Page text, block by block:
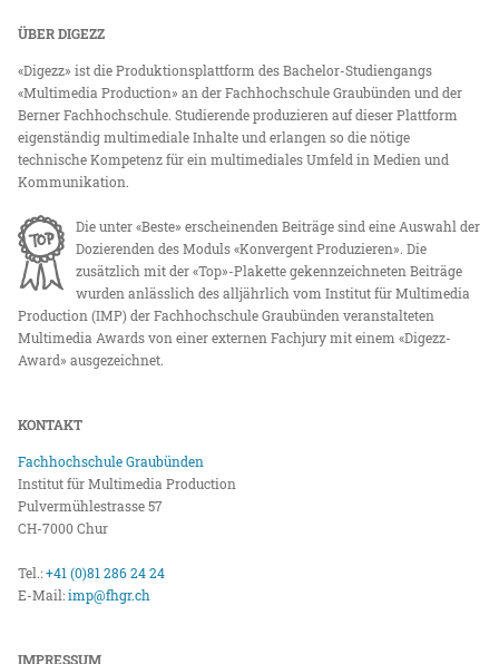
ÜBER DIGEZZ
«Digezz» ist die Produktionsplattform des Bachelor-Studiengangs
«Multimedia Production» an der Fachhochschule Graubünden und der
Berner Fachhochschule. Studierende produzieren auf dieser Plattform
eigenständig multimediale Inhalte und erlangen so die nötige
technische Kompetenz für ein multimediales Umfeld in Medien und
Kommunikation.
Die unter «Beste» erscheinenden Beiträge sind eine Auswahl der
Dozierenden des Moduls «Konvergent Produzieren». Die
zusätzlich mit der «Top»-Plakette gekennzeichneten Beiträge
wurden anlässlich des alljährlich vom Institut für Multimedia
Production (IMP) der Fachhochschule Graubünden veranstalteten
Multimedia Awards von einer externen Fachjury mit einem «Digezz-
Award» ausgezeichnet.
KONTAKT
Fachhochschule Graubünden
Institut für Multimedia Production
Pulvermühlestrasse 57
CH-7000 Chur
Tel.:+41 (0)81 286 24 24
E-Mail:imp@fhgr.ch
IMPRESSUM